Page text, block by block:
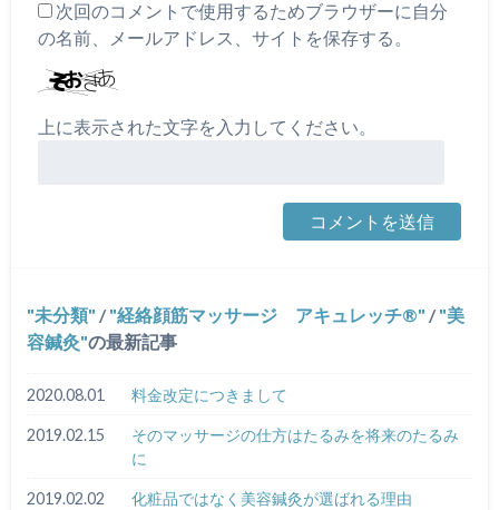
次回のコメントで使用するためブラウザーに自分
の名前、メールアドレス、サイトを保存する。
上に表示された文字を入力してください。
未分類 / 経絡顔筋マッサージ アキュレッチ® / 美
容鍼灸 の最新記事
2020.08.01 料金改定につきまして
2019.02.15
そのマッサージの仕方はたるみを将来のたるみ
に
2019.02.02 化粧品ではなく美容鍼灸が選ばれる理由